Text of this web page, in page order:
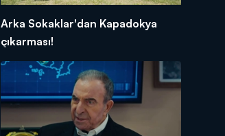
Arka Sokaklar'dan Kapadokya
çıkarması!